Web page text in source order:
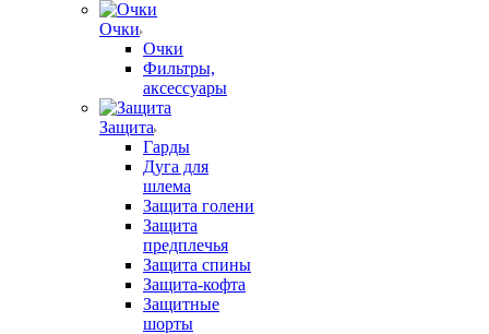
Очки
Очки
Фильтры,
аксессуары
Защита
Гарды
Дуга для
шлема
Защита голени
Защита
предплечья
Защита спины
Защита-кофта
Защитные
шорты